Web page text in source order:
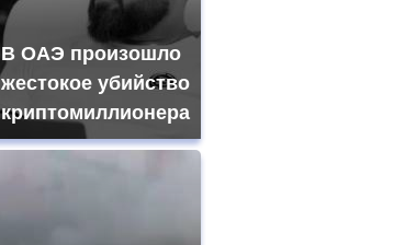
В ОАЭ произошло
жестокое убийство
криптомиллионера